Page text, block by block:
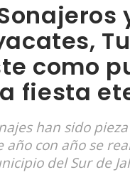
como
fiesta
han sido
año con año se
del Sur de